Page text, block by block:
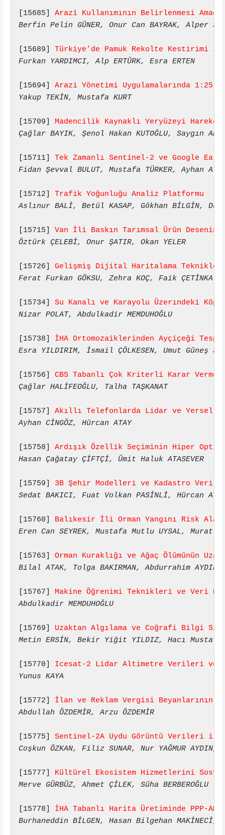
[15685] Arazi Kullanımının Belirlenmesi
Berfin Pelin GÜNER, Onur Can BAYRAK, Alper
[15689] Türkiye’de Pamuk Rekolte Kestirimi
Furkan YARDIMCI, Alp ERTÜRK, Esra ERTEN
[15694] Arazi Yönetimi Uygulamalarında
Yakup TEKİN, Mustafa KURT
[15709] Madencilik Kaynaklı Yeryüzeyi
Çağlar BAYIK, Şenol Hakan KUTOĞLU, Saygın
[15711] Tek Zamanlı Sentinel-2 ve Google
Fidan Şevval BULUT, Mustafa TÜRKER, Ayhan
[15712] Trafik Yoğunluğu Analiz Platformu
Aslınur BALİ, Betül KASAP, Gökhan BİLGİN,
[15715] Van İli Baskın Tarımsal Ürün
Öztürk ÇELEBİ, Onur ŞATIR, Okan YELER
[15726] Gelişmiş Dijital Haritalama Teknikleri
Ferat Furkan GÖKSU, Zehra KOÇ, Faik
[15734] Su Kanalı ve Karayolu Üzerındeki
Nizar POLAT, Abdulkadir MEMDUHOĞLU
[15738] İHA Ortomozaiklerinden Ayçiçeği
Esra YILDIRIM, İsmail ÇÖLKESEN, Umut Güneş
[15756] CBS Tabanlı Çok Kriterli Karar
Çağlar HALİFEOĞLU, Talha TAŞKANAT
[15757] Akıllı Telefonlarda Lidar ve Yersel
Ayhan CİNGÖZ, Hürcan ATAY
[15758] Ardışık Özellik Seçiminin Hiper
Hasan Çağatay ÇİFTÇİ, Ümit Haluk ATASEVER
[15759] 3B Şehir Modelleri ve Kadastro Veri
Sedat BAKICI, Fuat Volkan PASİNLİ, Hürcan
[15760] Balıkesir İli Orman Yangını Risk
Eren Can SEYREK, Mustafa Mutlu UYSAL, Murat
[15763] Orman Kuraklığı ve Ağaç Ölümünün
Bilal ATAK, Tolga BAKIRMAN, Abdurrahim AYDIN,
[15767] Makine Öğrenimi Teknikleri ve Veri
Abdulkadir MEMDUHOĞLU
[15769] Uzaktan Algılama ve Coğrafi Bilgi
Metin ERSİN, Bekir Yiğit YILDIZ, Hacı Mustafa
[15770] Icesat-2 Lidar Altimetre Verileri ve
Yunus KAYA
[15772] İlan ve Reklam Vergisi Beyanlarının
Abdullah ÖZDEMİR, Arzu ÖZDEMİR
[15775] Sentinel-2A Uydu Görüntü Verileri ile
Coşkun ÖZKAN, Filiz SUNAR, Nur YAĞMUR AYDIN,
[15777] Kültürel Ekosistem Hizmetlerini
Merve GÜRBÜZ, Ahmet ÇİLEK, Süha BERBEROĞLU
[15778] İHA Tabanlı Harita Üretiminde PPP-AR
Burhaneddin BİLGEN, Hasan Bilgehan MAKİNECİ,